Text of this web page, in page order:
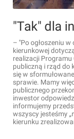
– "Po ogłoszeniu
kierunkowej
realizacji Programu
publiczną i rząd do
się w
sprawie. Mamy
publicznego
inwestor
informujemy
wszyscy jesteśmy
kierunku